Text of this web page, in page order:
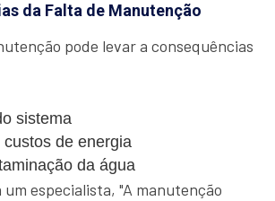
da Falta de Manutenção
pode levar a consequências
sistema
de energia
da água
um especialista, "A manutenção